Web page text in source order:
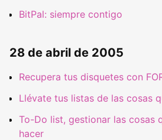
BitPal: siempre contigo
28 de abril de 2005
Recupera tus disquetes con
Llévate tus listas de las cosas
To-Do list, gestionar las cosas
hacer